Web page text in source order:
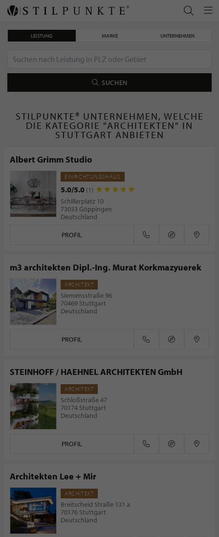
LEISTUNG MARKE UNTERNEHMEN
SUCHEN
STILPUNKTE® UNTERNEHMEN, WELCHE
DIE KATEGORIE "ARCHITEKTEN" IN
STUTTGART ANBIETEN
Albert Grimm Studio
EINRICHTUNGSHAUS
5.0/5.0 (1)
Schillerplatz 10
73033 Göppingen
Deutschland
PROFIL
m3 architekten Dipl.-Ing. Murat Korkmazyuerek
ARCHITEKT
Siemensstraße 96
70469 Stuttgart
Deutschland
PROFIL
STEINHOFF / HAEHNEL ARCHITEKTEN GmbH
ARCHITEKT
Schloßstraße 47
70174 Stuttgart
Deutschland
PROFIL
Architekten Lee + Mir
ARCHITEKT
Breitscheid Straße 131 a
70176 Stuttgart
Deutschland